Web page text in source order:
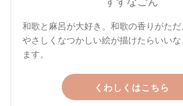
和歌と麻呂が大好き。和歌の香りがただ
やさしくなつかしい絵が描けたらいい
ます。
くわしくはこちら